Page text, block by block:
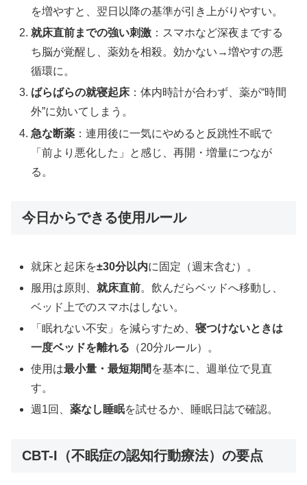
を増やすと、翌日以降の基準が引き上がりやすい。
就床直前までの強い刺激 ：スマホなど深夜までする
ち脳が覚醒し、薬効を相殺。効かない→増やすの悪
循環に。
ばらばらの就寝起床：体内時計が合わず、薬が“時間
外”に効いてしまう。
急な断薬 ：連用後に一気にやめると反跳性不眠で
「前より悪化した」と感じ、再開・増量につなが
る。
今日からできる使用ルール
就床と起床を±30分以内に固定（週末含む）。
服用は原則、就床直前。飲んだらベッドへ移動し、
ベッド上でのスマホはしない。
「眠れない不安」を減らすため、寝つけないときは
一度ベッドを離れる （20分ルール）。
使用は最小量・最短期間 を基本に、週単位で見直
す。
週1回、薬なし睡眠を試せるか、睡眠日誌で確認。
CBT-I（不眠症の認知行動療法）の要点